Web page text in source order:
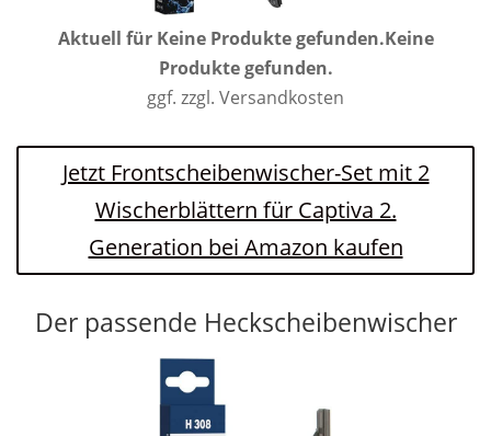
Aktuell für Keine Produkte gefunden.Keine
Produkte gefunden.
ggf. zzgl. Versandkosten
Jetzt Frontscheibenwischer-Set mit 2
Wischerblättern für Captiva 2.
Generation bei Amazon kaufen
Der passende Heckscheibenwischer